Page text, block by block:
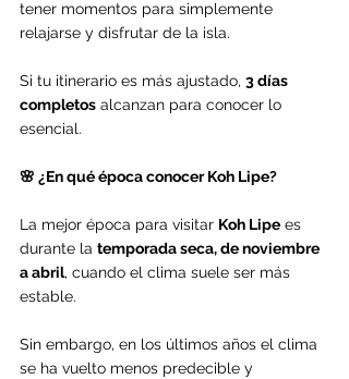
tener momentos para simplemente
relajarse y disfrutar de la isla.
Si tu itinerario es más ajustado, 3 días
completos alcanzan para conocer lo
esencial.
🌸 ¿En qué época conocer Koh Lipe?
La mejor época para visitar Koh Lipe es
durante la temporada seca, de noviembre
a abril, cuando el clima suele ser más
estable.
Sin embargo, en los últimos años el clima
se ha vuelto menos predecible y